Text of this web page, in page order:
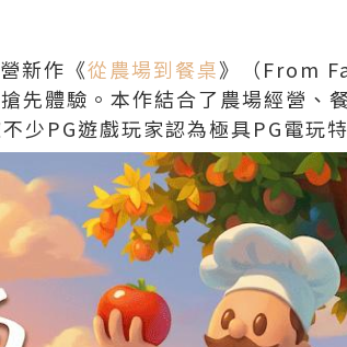
新作《從農場到餐桌》（From
先體驗。本作結合了農場經營、
少PG遊戲玩家認為極具PG電玩